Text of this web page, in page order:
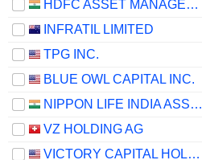
HDFC ASSET MANAGEMENT COMPANY LIMITED
INFRATIL LIMITED
TPG INC.
BLUE OWL CAPITAL INC.
NIPPON LIFE INDIA ASSET MANAGEMENT LIMITED
VZ HOLDING AG
VICTORY CAPITAL HOLDINGS, INC.